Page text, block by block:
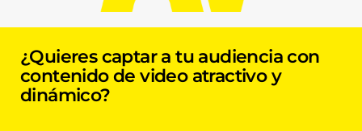
¿Quieres captar a tu audiencia con
contenido de video atractivo y
dinámico?